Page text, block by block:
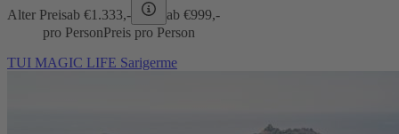
Alter Preisab €1.333,- ab €999,-
pro PersonPreis pro Person
TUI MAGIC LIFE Sarigerme